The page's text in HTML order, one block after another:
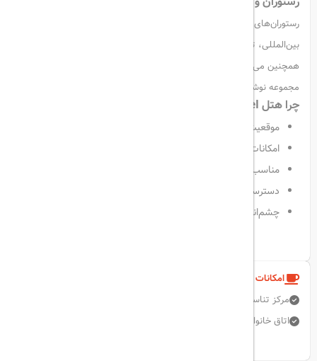
رستوران‌های هتل وگا ایزمایلوو با منویی متنوع از غذاهای محلی روسی و
بین‌المللی، تجربه‌ای خوشمزه و به‌یادماندنی برای شما فراهم می‌کنند.
همچنین می‌توانید در کافی‌شاپ هتل یک میان‌وعده سبک میل کنید یا در بار
مجموعه نوشیدنی‌های متنوع سفارش دهید و لحظات آرامی داشته باشید.
چرا هتل Vega Izmailovo Hotel انتخابی عالی است؟
موقعیت مکانی نزدیک به مرکز شهر و جاذبه‌های گردشگری
امکانات رفاهی کامل و استانداردهای بین‌المللی
مناسب برای سفرهای خانوادگی، تفریحی و کاری
دسترسی آسان به مترو و فرودگاه‌ها
چشم‌انداز فوق‌العاده از پارک و کرملین ایزمایلوو
امکانات و خدمات هتل
مرکز تناسب اندام
اتاق خانواده